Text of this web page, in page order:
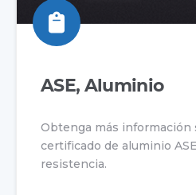
ASE, Aluminio
Obtenga más información
certificado de aluminio
resistencia.